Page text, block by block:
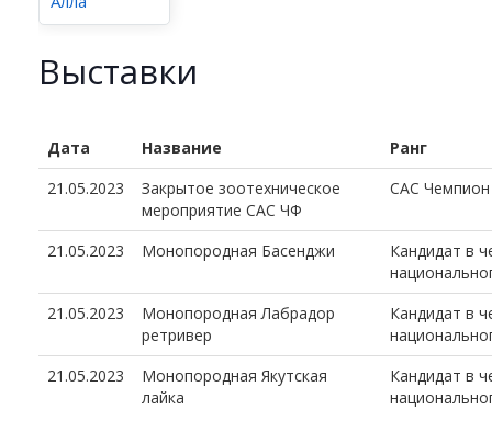
Выставки
Дата Название
Ранг
21.05.2023
Закрытое зоотехническое
мероприятие САС ЧФ
CAC
21.05.2023 Монопородная Басенджи
Кандидат в
21.05.2023
Монопородная Лабрадор
ретривер
Кандидат в
21.05.2023
Монопородная Якутская
лайка
Кандидат в